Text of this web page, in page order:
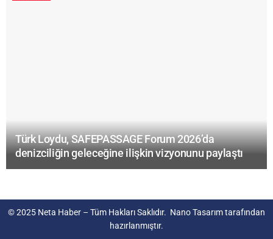
Türk Loydu, SAFEPASSAGE Forum 2026’da
denizciliğin geleceğine ilişkin vizyonunu paylaştı
© 2025 Neta Haber – Tüm Hakları Saklıdır. Nano Tasarımtarafından
hazırlanmıştır.